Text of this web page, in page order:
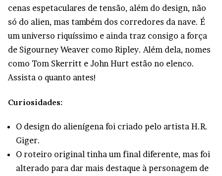
cenas espetaculares de tensão, além do design, não
só do alien, mas também dos corredores da nave. É
um universo riquíssimo e ainda traz consigo a força
de Sigourney Weaver como Ripley. Além dela, nomes
como Tom Skerritt e John Hurt estão no elenco.
Assista o quanto antes!
Curiosidades:
O design do alienígena foi criado pelo artista H.R.
Giger.
O roteiro original tinha um final diferente, mas foi
alterado para dar mais destaque à personagem de